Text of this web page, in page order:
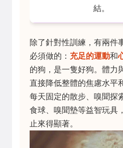
結。
除了針對性訓練，有兩件
必須做的： 充足的運動和
的狗，是一隻好狗。體力
直接降低整體的焦慮水平
每天固定的散步、嗅聞探
食球、嗅聞墊等益智玩具
止來得顯著。